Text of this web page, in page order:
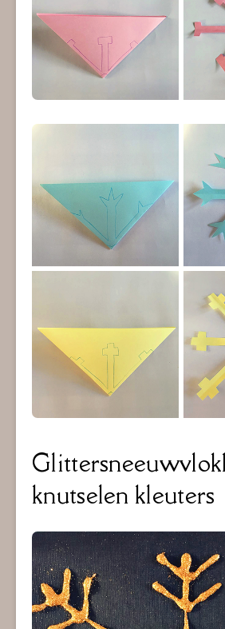
knutselen kleuters